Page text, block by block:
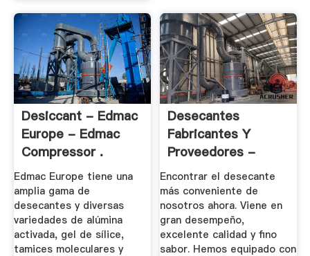
Desiccant - Edmac
Europe - Edmac
Compressor .
Edmac Europe tiene una
amplia gama de
desecantes y diversas
variedades de alúmina
activada, gel de sílice,
tamices moleculares y
Desecantes
Fabricantes Y
Proveedores -
China .
Encontrar el desecante
más conveniente de
nosotros ahora. Viene en
gran desempeño,
excelente calidad y fino
sabor. Hemos equipado con